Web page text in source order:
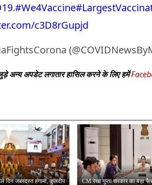
.#We4Vaccine
c3D8rGupjd
अपडेट लगातार हासिल करने के लिए हमें
दिन जबरदस्त हंगामा, कुलदीप
CM रेखा गुप्ता सरकार का बड़ा